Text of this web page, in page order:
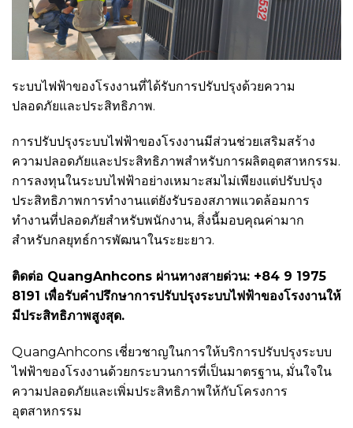
ระบบไฟฟ้าของโรงงานที่ได้รับการปรับปรุงด้วยความ
ปลอดภัยและประสิทธิภาพ.
การปรับปรุงระบบไฟฟ้าของโรงงานมีส่วนช่วยเสริมสร้าง
ความปลอดภัยและประสิทธิภาพสำหรับการผลิตอุตสาหกรรม.
การลงทุนในระบบไฟฟ้าอย่างเหมาะสมไม่เพียงแต่ปรับปรุง
ประสิทธิภาพการทำงานแต่ยังรับรองสภาพแวดล้อมการ
ทำงานที่ปลอดภัยสำหรับพนักงาน, สิ่งนี้มอบคุณค่ามาก
สำหรับกลยุทธ์การพัฒนาในระยะยาว.
ติดต่อ QuangAnhcons ผ่านทางสายด่วน: +84 9 1975
8191 เพื่อรับคำปรึกษาการปรับปรุงระบบไฟฟ้าของโรงงานให้
มีประสิทธิภาพสูงสุด.
QuangAnhcons เชี่ยวชาญในการให้บริการปรับปรุงระบบ
ไฟฟ้าของโรงงานด้วยกระบวนการที่เป็นมาตรฐาน, มั่นใจใน
ความปลอดภัยและเพิ่มประสิทธิภาพให้กับโครงการ
อุตสาหกรรม